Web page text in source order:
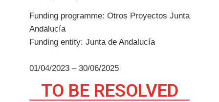
Funding programme: Otros Proyectos Junta
Andalucía
Funding entity: Junta de Andalucía
01/04/2023 – 30/06/2025
TO BE RESOLVED